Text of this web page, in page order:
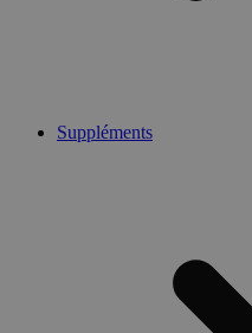
Suppléments